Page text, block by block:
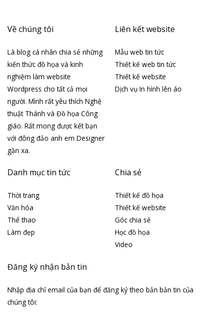
Về chúng tôi
Là blog cá nhân chia sẻ những
kiến thức đồ họa và kinh
nghiệm làm website
Wordpress cho tất cả mọi
người. Mình rất yêu thích Nghệ
thuật Thánh và Đồ họa Công
giáo. Rất mong được kết bạn
với đông đảo anh em Designer
gần xa.
Liên kết website
Mẫu web tin tức
Thiết kế web tin tức
Thiết kế website
Dịch vụ In hình lên áo
Danh mục tin tức
Thời trang
Văn hóa
Thể thao
Làm đẹp
Chia sẻ
Thiết kế đồ họa
Thiết kế website
Góc chia sẻ
Học đồ họa
Video
Đăng ký nhận bản tin
Nhập địa chỉ email của bạn để đăng ký theo bản bản tin của
chúng tôi: